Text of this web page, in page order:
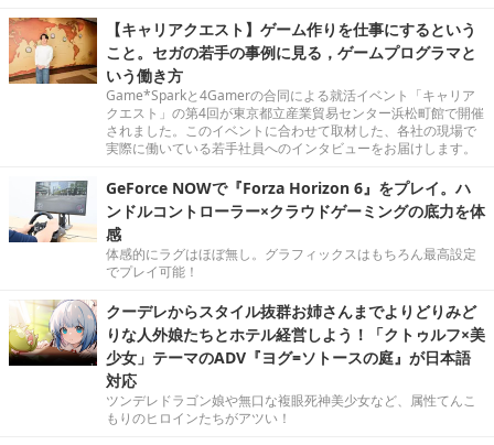
【キャリアクエスト】ゲーム作りを仕事にするという
こと。セガの若手の事例に見る，ゲームプログラマと
いう働き方
Game*Sparkと4Gamerの合同による就活イベント「キャリア
クエスト」の第4回が東京都立産業貿易センター浜松町館で開催
されました。このイベントに合わせて取材した、各社の現場で
実際に働いている若手社員へのインタビューをお届けします。
GeForce NOWで『Forza Horizon 6』をプレイ。ハ
ンドルコントローラー×クラウドゲーミングの底力を体
感
体感的にラグはほぼ無し。グラフィックスはもちろん最高設定
でプレイ可能！
クーデレからスタイル抜群お姉さんまでよりどりみど
りな人外娘たちとホテル経営しよう！「クトゥルフ×美
少女」テーマのADV『ヨグ=ソトースの庭』が日本語
対応
ツンデレドラゴン娘や無口な複眼死神美少女など、属性てんこ
もりのヒロインたちがアツい！